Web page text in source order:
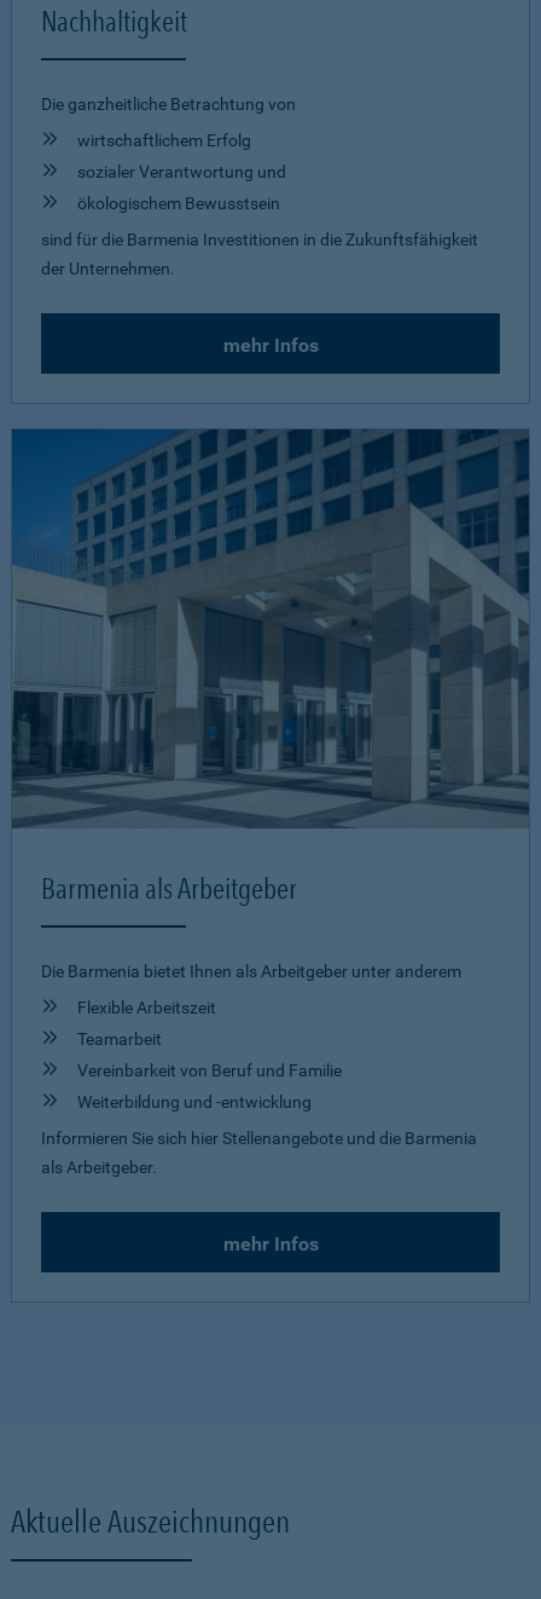
Nachhaltigkeit
Die ganzheitliche Betrachtung von
wirtschaftlichem Erfolg
sozialer Verantwortung und
ökologischem Bewusstsein
sind für die Barmenia Investitionen in die Zukunftsfähigkeit
der Unternehmen.
mehr Infos
Barmenia als Arbeitgeber
Die Barmenia bietet Ihnen als Arbeitgeber unter anderem
Flexible Arbeitszeit
Teamarbeit
Vereinbarkeit von Beruf und Familie
Weiterbildung und -entwicklung
Informieren Sie sich hier Stellenangebote und die Barmenia
als Arbeitgeber.
mehr Infos
Aktuelle Auszeichnungen